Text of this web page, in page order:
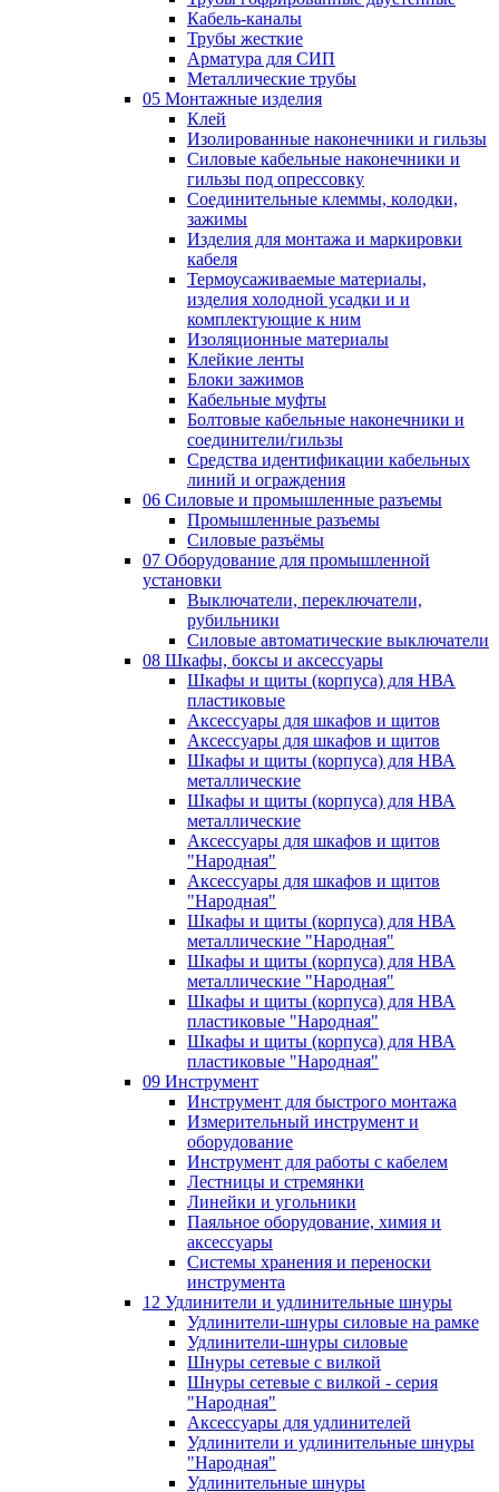
Кабель-каналы
Трубы жесткие
Арматура для СИП
Металлические трубы
05 Монтажные изделия
Клей
Изолированные наконечники и гильзы
Силовые кабельные наконечники и
гильзы под опрессовку
Соединительные клеммы, колодки,
зажимы
Изделия для монтажа и маркировки
кабеля
Термоусаживаемые материалы,
изделия холодной усадки и и
комплектующие к ним
Изоляционные материалы
Клейкие ленты
Блоки зажимов
Кабельные муфты
Болтовые кабельные наконечники и
соединители/гильзы
Средства идентификации кабельных
линий и ограждения
06 Силовые и промышленные разъемы
Промышленные разъемы
Силовые разъёмы
07 Оборудование для промышленной
установки
Выключатели, переключатели,
рубильники
Силовые автоматические выключатели
08 Шкафы, боксы и аксессуары
Шкафы и щиты (корпуса) для НВА
пластиковые
Аксессуары для шкафов и щитов
Аксессуары для шкафов и щитов
Шкафы и щиты (корпуса) для НВА
металлические
Шкафы и щиты (корпуса) для НВА
металлические
Аксессуары для шкафов и щитов
"Народная"
Аксессуары для шкафов и щитов
"Народная"
Шкафы и щиты (корпуса) для НВА
металлические "Народная"
Шкафы и щиты (корпуса) для НВА
металлические "Народная"
Шкафы и щиты (корпуса) для НВА
пластиковые "Народная"
Шкафы и щиты (корпуса) для НВА
пластиковые "Народная"
09 Инструмент
Инструмент для быстрого монтажа
Измерительный инструмент и
оборудование
Инструмент для работы с кабелем
Лестницы и стремянки
Линейки и угольники
Паяльное оборудование, химия и
аксессуары
Системы хранения и переноски
инструмента
12 Удлинители и удлинительные шнуры
Удлинители-шнуры силовые на рамке
Удлинители-шнуры силовые
Шнуры сетевые с вилкой
Шнуры сетевые с вилкой - серия
"Народная"
Аксессуары для удлинителей
Удлинители и удлинительные шнуры
"Народная"
Удлинительные шнуры